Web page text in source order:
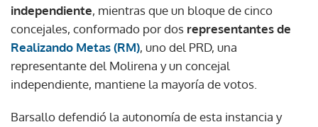
independiente, mientras que un bloque de cinco
concejales, conformado por dos representantes de
Realizando Metas (RM), uno del PRD, una
representante del Molirena y un concejal
independiente, mantiene la mayoría de votos.
Barsallo defendió la autonomía de esta instancia y